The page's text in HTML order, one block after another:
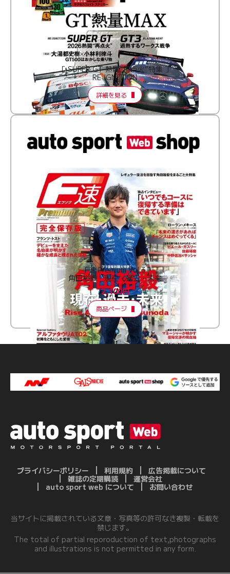
［ SUPER GT 熱闘“再点火”特集 ］
RE:IGNITION
詳細を見る
F速 Premium Vol.3
角田裕毅 現在・過去・未来
2,100円
商品ページ
プライバシーポリシー 利用規約
広告掲載について
雑誌の定期購読
運営会社
auto sport web について
お問い合わせ
当サイトに掲載されている文章・写真等の許可なき複製・転載を
禁じます。
The total of partial reporoduction of text,photographs
and illustrations is not permitted in any form.